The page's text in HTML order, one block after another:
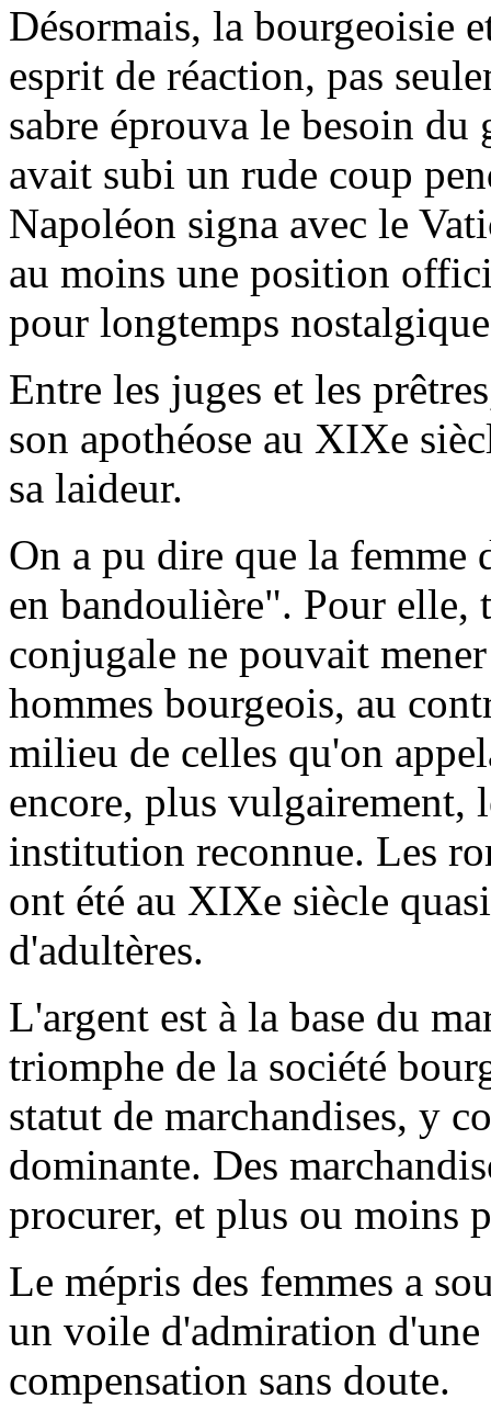
Désormais, la bourgeoisie
esprit de réaction, pas
sabre éprouva le besoin
avait subi un rude coup
Napoléon signa avec le
au moins une position
pour longtemps
Entre les juges et les
son apothéose au XIXe
sa laideur.
On a pu dire que la
en bandoulière". Pour elle,
conjugale ne pouvait
hommes bourgeois, au
milieu de celles qu'on
encore, plus vulgairement,
institution reconnue. Les
ont été au XIXe siècle
d'adultères.
L'argent est à la base du
triomphe de la société
statut de marchandises, y
dominante. Des
procurer, et plus ou moins
Le mépris des femmes a
un voile d'admiration
compensation sans doute.